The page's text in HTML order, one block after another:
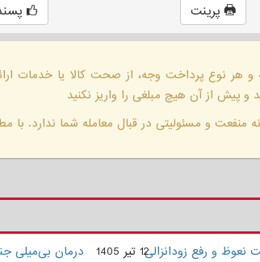
پرینت
و هر نوع پرداخت وجه، از صحت کالا یا خدمات
پیش از آن هیچ مبلغی را واریز نکنید
و مسئولیتی در قبال معامله شما ندارد. با
و رفع زودانزالی12 تیر 1405 درمان بی‌میلی